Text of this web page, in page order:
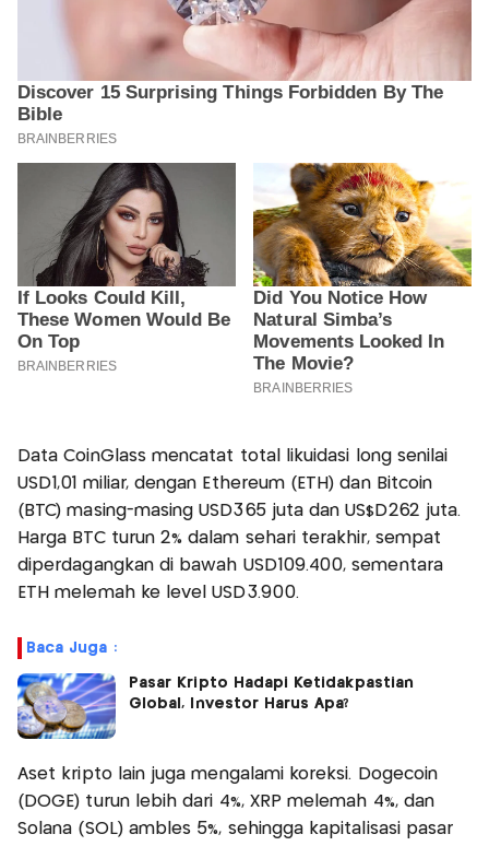
Data CoinGlass mencatat total likuidasi long senilai
USD1,01 miliar, dengan Ethereum (ETH) dan Bitcoin
(BTC) masing-masing USD365 juta dan US$D262 juta.
Harga BTC turun 2% dalam sehari terakhir, sempat
diperdagangkan di bawah USD109.400, sementara
ETH melemah ke level USD3.900.
Baca Juga :
Pasar Kripto Hadapi Ketidakpastian
Global, Investor Harus Apa?
Aset kripto lain juga mengalami koreksi. Dogecoin
(DOGE) turun lebih dari 4%, XRP melemah 4%, dan
Solana (SOL) ambles 5%, sehingga kapitalisasi pasar